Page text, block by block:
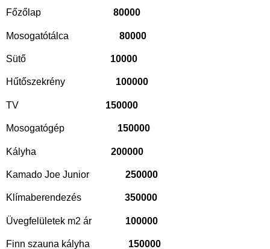
Főzőlap 80000
Mosogatótálca 80000
Sütő 10000
Hűtőszekrény 100000
TV 150000
Mosogatógép 150000
Kályha 200000
Kamado Joe Junior 250000
Klímaberendezés 350000
Üvegfelületek m2 ár 100000
Finn szauna kályha 150000